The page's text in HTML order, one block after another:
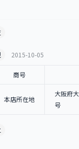
2015-10-05
商号
本店所在地
大阪府
号